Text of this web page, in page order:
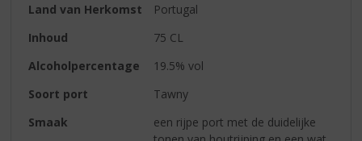
Land van Herkomst
Portugal
Inhoud
75 CL
Alcoholpercentage
19.5% vol
Soort port
Tawny
Smaak
een rijpe port met de duidelijke